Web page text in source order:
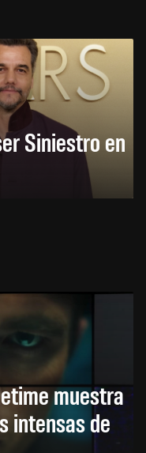
Siniestro en
muestra
intensas de